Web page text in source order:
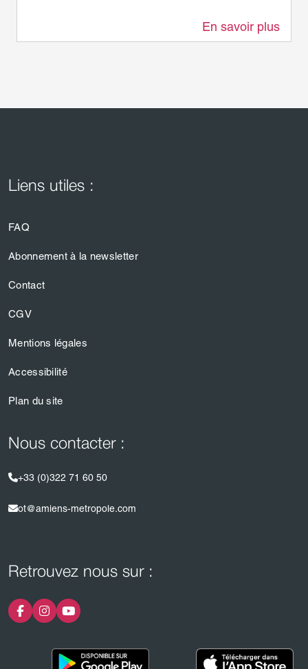
En savoir plus
Liens utiles :
FAQ
Abonnement à la newsletter
Contact
CGV
Mentions légales
Accessibilité
Plan du site
Nous contacter :
+33 (0)322 71 60 50
ot@amiens-metropole.com
Retrouvez nous sur :